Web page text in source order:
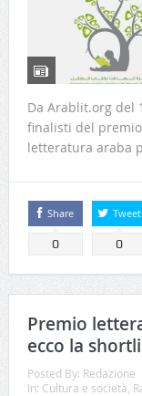
Da Arablit.org del
finalisti del
letteratura araba
Share
0
Tweet
0
Premio
ecco la
Posted By: Redazione
In: Cultura e società